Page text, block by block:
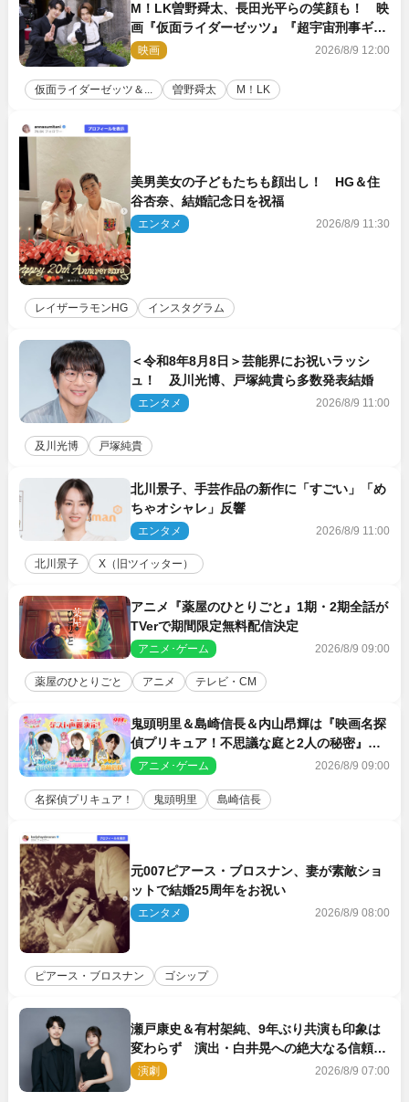
M！LK曽野舜太、長田光平らの笑顔も！ 映
画『仮面ライダーゼッツ』『超宇宙刑事ギャ
バン インフィニティ』オフショット到着
映画 2026/8/9 12:00
仮面ライダーゼッツ＆... 曽野舜太 M！LK
美男美女の子どもたちも顔出し！ HG＆住
谷杏奈、結婚記念日を祝福
エンタメ 2026/8/9 11:30
レイザーラモンHG インスタグラム
＜令和8年8月8日＞芸能界にお祝いラッシ
ュ！ 及川光博、戸塚純貴ら多数発表結婚
エンタメ 2026/8/9 11:00
及川光博 戸塚純貴
北川景子、手芸作品の新作に「すごい」「め
ちゃオシャレ」反響
エンタメ 2026/8/9 11:00
北川景子 X（旧ツイッター）
アニメ『薬屋のひとりごと』1期・2期全話が
TVerで期間限定無料配信決定
アニメ･ゲーム 2026/8/9 09:00
薬屋のひとりごと アニメ テレビ・CM
鬼頭明里＆島崎信長＆内山昂輝は『映画名探
偵プリキュア！不思議な庭と2人の秘密』ゲ
スト声優に決定
アニメ･ゲーム 2026/8/9 09:00
名探偵プリキュア！ 鬼頭明里 島崎信長
元007ピアース・ブロスナン、妻が素敵ショ
ットで結婚25周年をお祝い
エンタメ 2026/8/9 08:00
ピアース・ブロスナン ゴシップ
瀬戸康史＆有村架純、9年ぶり共演も印象は
変わらず 演出・白井晃への絶大なる信頼を
胸に舞台『キュー』に挑む
演劇 2026/8/9 07:00